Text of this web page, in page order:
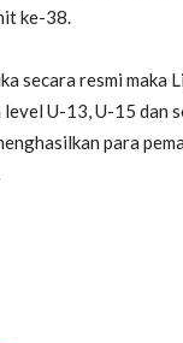
ke-38.
secara resmi maka
U-13, U-15 dan
para